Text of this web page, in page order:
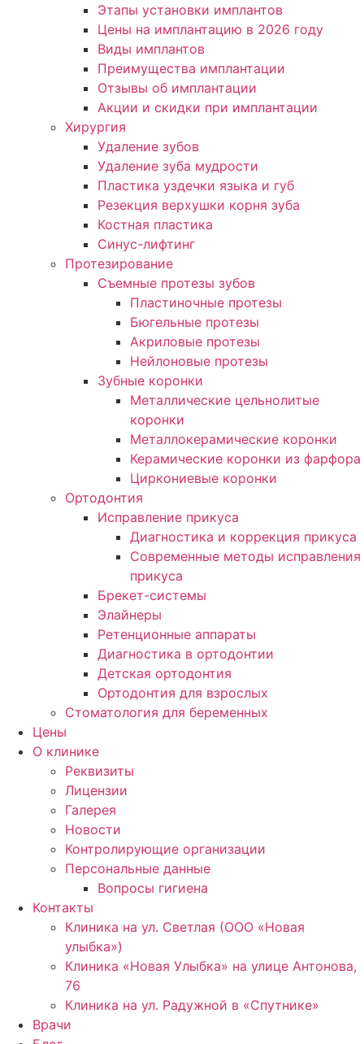
Этапы установки имплантов
Цены на имплантацию в 2026 году
Виды имплантов
Преимущества имплантации
Отзывы об имплантации
Акции и скидки при имплантации
Хирургия
Удаление зубов
Удаление зуба мудрости
Пластика уздечки языка и губ
Резекция верхушки корня зуба
Костная пластика
Синус-лифтинг
Протезирование
Съемные протезы зубов
Пластиночные протезы
Бюгельные протезы
Акриловые протезы
Нейлоновые протезы
Зубные коронки
Металлические цельнолитые
коронки
Металлокерамические коронки
Керамические коронки из фарфора
Циркониевые коронки
Ортодонтия
Исправление прикуса
Диагностика и коррекция прикуса
Современные методы исправления
прикуса
Брекет-системы
Элайнеры
Ретенционные аппараты
Диагностика в ортодонтии
Детская ортодонтия
Ортодонтия для взрослых
Стоматология для беременных
Цены
О клинике
Реквизиты
Лицензии
Галерея
Новости
Контролирующие организации
Персональные данные
Вопросы гигиена
Контакты
Клиника на ул. Светлая (ООО «Новая
улыбка»)
Клиника «Новая Улыбка» на улице Антонова,
76
Клиника на ул. Радужной в «Спутнике»
Врачи